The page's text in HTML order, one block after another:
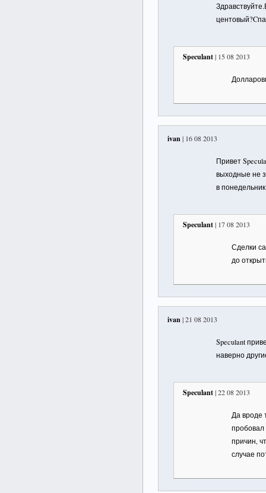
Speculant| 15 08 2013
ivan| 16 08 2013
Привет
выходные не
в
Speculant| 17 08 2013
Сделки
до
ivan| 21 08 2013
Speculant
наверно
Speculant| 22 08 2013
Да вроде
пробовал
причин,
случае